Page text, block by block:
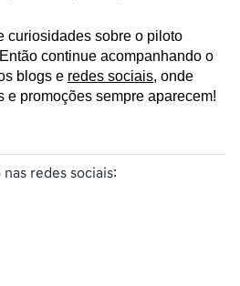
curiosidades sobre o piloto
continue acompanhando o
blogs e redes sociais, onde
e promoções sempre aparecem!
redes sociais: